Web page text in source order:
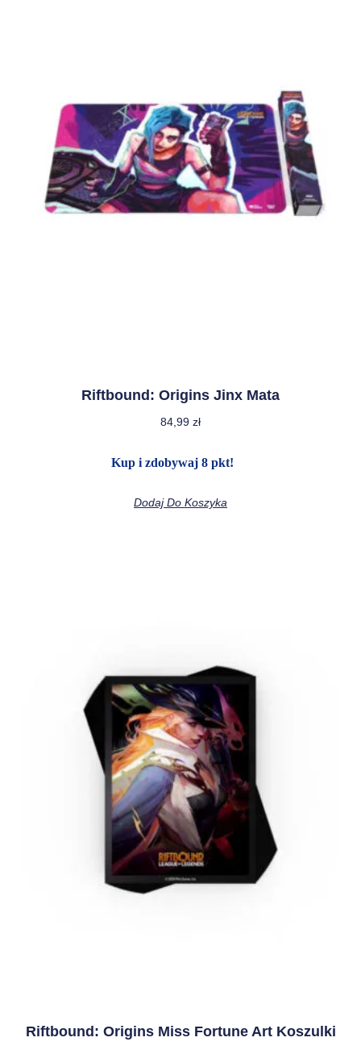
Riftbound: Origins Jinx Mata
84,99 zł
Kup i zdobywaj 8 pkt!
Dodaj Do Koszyka
Riftbound: Origins Miss Fortune Art Koszulki